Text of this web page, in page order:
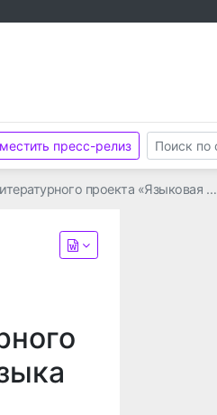
пресс-релиз
проекта «Языковая …